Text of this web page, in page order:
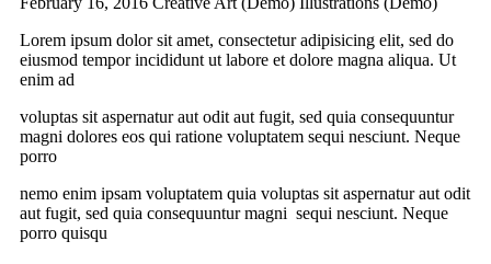
Lorem ipsum dolor sit amet, consectetur adipisicing elit, sed do
eiusmod tempor incididunt ut labore et dolore magna aliqua. Ut
enim ad
voluptas sit aspernatur aut odit aut fugit, sed quia consequuntur
magni dolores eos qui ratione voluptatem sequi nesciunt. Neque
porro
nemo enim ipsam voluptatem quia voluptas sit aspernatur aut odit
aut fugit, sed quia consequuntur magni sequi nesciunt. Neque
porro quisqu